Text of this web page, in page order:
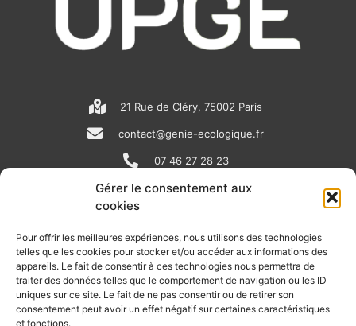
Gérer le consentement aux
cookies
Pour offrir les meilleures expériences, nous utilisons des technologies
telles que les cookies pour stocker et/ou accéder aux informations des
appareils. Le fait de consentir à ces technologies nous permettra de
traiter des données telles que le comportement de navigation ou les ID
uniques sur ce site. Le fait de ne pas consentir ou de retirer son
consentement peut avoir un effet négatif sur certaines caractéristiques
et fonctions.
21 Rue de Cléry, 75002 Paris
contact@genie-ecologique.fr
07 46 27 28 23
N
e
w
s
p
i
n
k
e
o
u
t
u
RECEVOIR L'ACTU DE LA FILIÈRE
Retrouvez tous les mois les articles terrain de nos adhérents, les
rendez-vous importants de la filière, nos offres de stages et